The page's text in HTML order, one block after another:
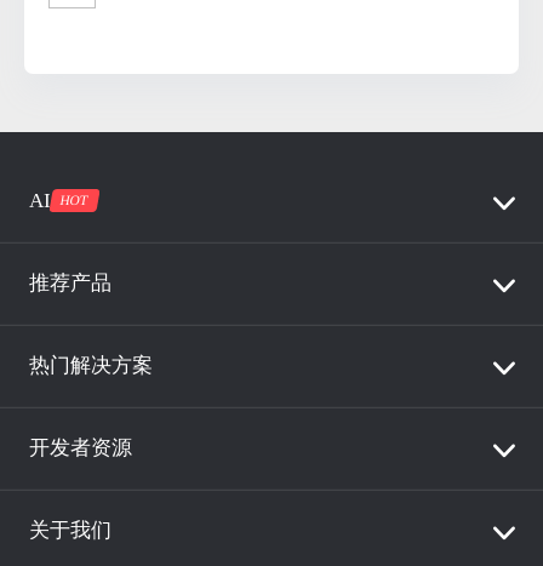
AI HOT
推荐产品
热门解决方案
开发者资源
关于我们